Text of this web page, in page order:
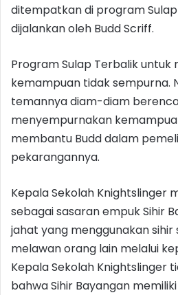
ditempatkan di program
dijalankan oleh Budd Scriff.
Program Sulap Terbalik untuk
kemampuan tidak sempurna.
temannya diam-diam
menyempurnakan
membantu Budd dalam
pekarangannya.
Kepala Sekolah Knightslinger
sebagai sasaran empuk Sihir
jahat yang menggunakan sihir
melawan orang lain melalui
Kepala Sekolah Knightslinger
bahwa Sihir Bayangan